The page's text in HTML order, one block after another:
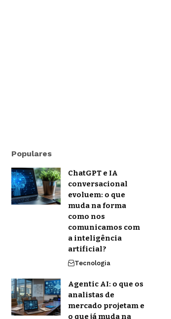
Populares
ChatGPT e IA
conversacional
evoluem: o que
muda na forma
como nos
comunicamos com
a inteligência
artificial?
Tecnologia
Agentic AI: o que os
analistas de
mercado projetam e
o que já muda na